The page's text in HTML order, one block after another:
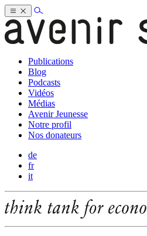
Publications
Blog
Podcasts
Vidéos
Médias
Avenir Jeunesse
Notre profil
Nos donateurs
de
fr
it